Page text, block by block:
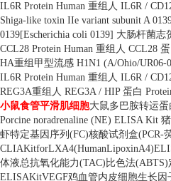
IL6R Protein Human 重组人 IL6R /
Shiga-like toxin IIe variant subunit A
0139[Escherichia coli 0139] 大肠杆菌志
CCL28 Protein Human 重组人 CCL28
HA重组甲型流感 H1N1 (A/Ohio/UR06-
IL6R Protein Human 重组人 IL6R /
REG3A重组人 REG3A / HIP 蛋白
小鼠食管平滑肌细胞大鼠多巴胺转运蛋
Porcine noradrenaline (NE) ELISA Kit
虾特定基因序列 (FC)核酸试剂盒(PCR-
体液总抗氧化能力(TAC) 比色法(ABTS)
ELISAKitVEGF鸡血管内皮细胞生长因